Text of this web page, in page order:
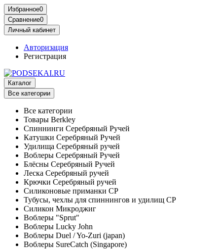
Избранное0
Сравнение0
Личный кабинет
Авторизация
Регистрация
Каталог
Все категории
Все категории
Товары Berkley
Спиннинги Серебряный Ручей
Катушки Серебряный Ручей
Удилища Серебряный ручей
Воблеры Серебряный Ручей
Блёсны Серебряный Ручей
Леска Серебряный ручей
Крючки Серебряный ручей
Силиконовые приманки СР
Тубусы, чехлы для спиннингов и удилищ СР
Силикон Микроджиг
Воблеры "Sprut"
Воблеры Lucky John
Воблеры Duel / Yo-Zuri (japan)
Воблеры SureCatch (Singapore)